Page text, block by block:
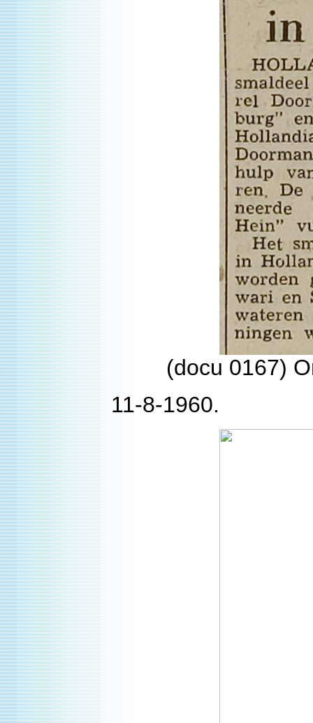
(docu 0167)
11-8-1960.